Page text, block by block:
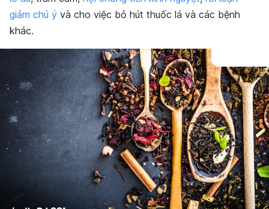
giảm chú ý và cho việc bỏ hút thuốc lá và các bệnh
khác.